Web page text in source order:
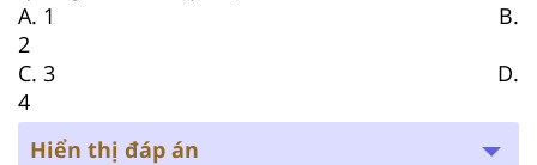
A. 1 B.
2
C. 3 D.
4
Hiển thị đáp án